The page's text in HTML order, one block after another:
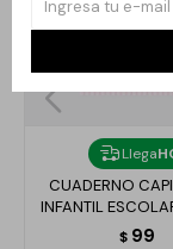
Llega
CUADERNO
INFANTIL
ROSA
$ 99